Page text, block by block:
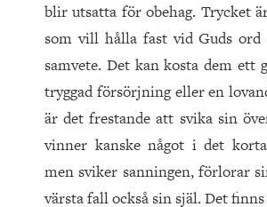
blir utsatta för obehag. Trycket
som vill hålla fast vid Guds
samvete. Det kan kosta dem ett
tryggad försörjning eller en
är det frestande att svika sin
vinner kanske något i det
men sviker sanningen, förlorar
värsta fall också sin själ. Det